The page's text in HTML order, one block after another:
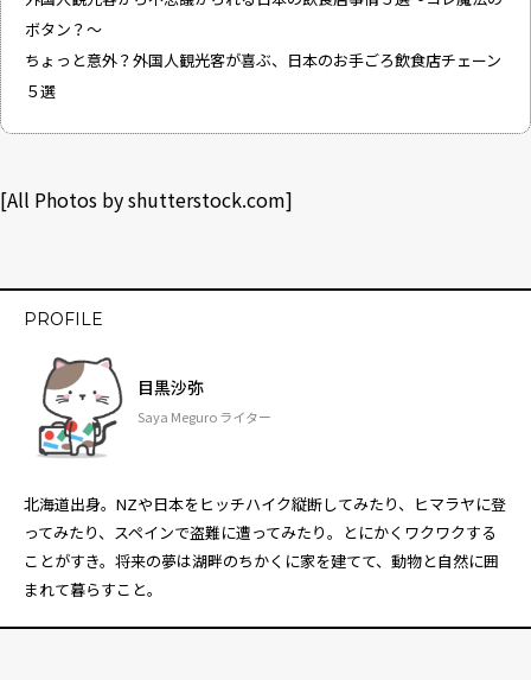
ボタン？～
ちょっと意外？外国人観光客が喜ぶ、日本のお手ごろ飲食店チェーン
５選
[All Photos byshutterstock.com]
PROFILE
目黒沙弥
Saya Meguro ライター
北海道出身。NZや日本をヒッチハイク縦断してみたり、ヒマラヤに登
ってみたり、スペインで盗難に遭ってみたり。とにかくワクワクする
ことがすき。将来の夢は湖畔のちかくに家を建てて、動物と自然に囲
まれて暮らすこと。